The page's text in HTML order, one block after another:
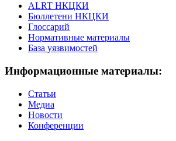
ALRT НКЦКИ
Бюллетени НКЦКИ
Глоссарий
Нормативные материалы
База уязвимостей
Информационные материалы:
Статьи
Медиа
Новости
Конференции